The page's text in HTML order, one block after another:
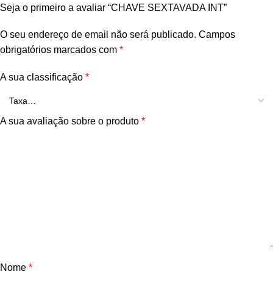
Seja o primeiro a avaliar “CHAVE SEXTAVADA INT”
O seu endereço de email não será publicado. Campos
obrigatórios marcados com *
A sua classificação *
A sua avaliação sobre o produto *
Nome *